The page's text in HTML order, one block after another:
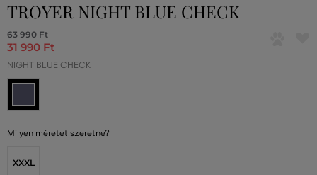
TROYER NIGHT BLUE CHECK
63 990 Ft
31 990 Ft
NIGHT BLUE CHECK
Milyen méretet szeretne?
XXXL